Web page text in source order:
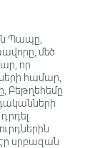
Պապը,
մեծ
որ
համար,
Բեթղեհեմը
սրբազան